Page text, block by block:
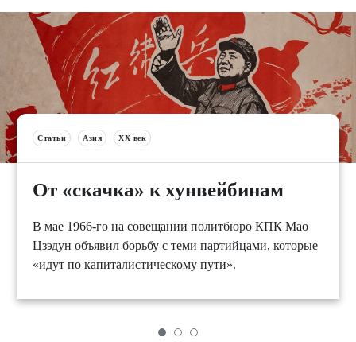
Статьи Азия XX век
От «скачка» к хунвейбинам
В мае 1966-го на совещании политбюро КПК Мао
Цзэдун объявил борьбу с теми партийцами, которые
«идут по капиталистическому пути».